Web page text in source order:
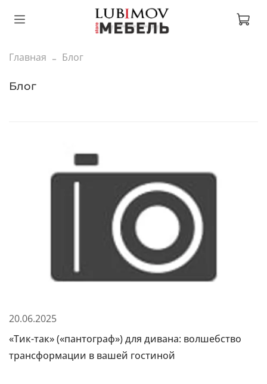
Главная Блог
Блог
20.06.2025
«Тик-так» («пантограф») для дивана: волшебство
трансформации в вашей гостиной